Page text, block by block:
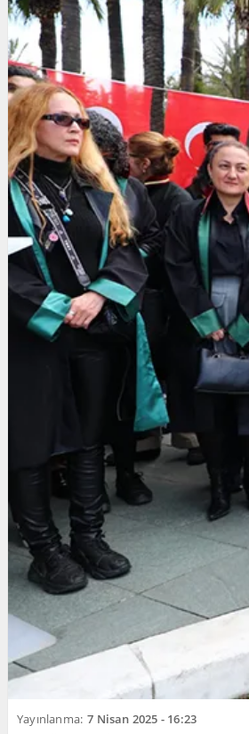
Yayınlanma: 7 Nisan 2025 - 16:23